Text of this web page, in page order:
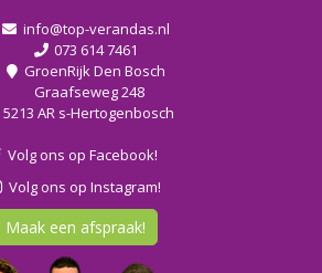
info@top-verandas.nl
073 614 7461
GroenRijk Den Bosch
Graafseweg 248
5213 AR s-Hertogenbosch
Volg ons op Facebook!
Volg ons op Instagram!
Maak een afspraak!